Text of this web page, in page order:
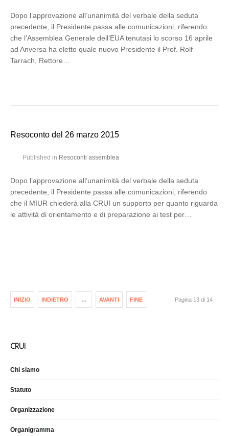
Dopo l’approvazione all’unanimità del verbale della seduta
precedente, il Presidente passa alle comunicazioni, riferendo
che l’Assemblea Generale dell’EUA tenutasi lo scorso 16 aprile
ad Anversa ha eletto quale nuovo Presidente il Prof. Rolf
Tarrach, Rettore…
Resoconto del 26 marzo 2015
Published in Resoconti assemblea
Dopo l’approvazione all’unanimità del verbale della seduta
precedente, il Presidente passa alle comunicazioni, riferendo
che il MIUR chiederà alla CRUI un supporto per quanto riguarda
le attività di orientamento e di preparazione ai test per…
INIZIO INDIETRO … AVANTI FINE Pagina 13 di 14
CRUI
Chi siamo
Statuto
Organizzazione
Organigramma